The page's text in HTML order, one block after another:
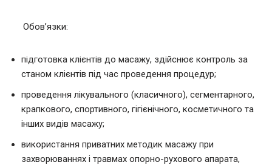
Обов’язки:
підготовка клієнтів до масажу, здійснює контроль за
станом клієнтів під час проведення процедур;
проведення лікувального (класичного), сегментарного,
крапкового, спортивного, гігієнічного, косметичного та
інших видів масажу;
використання приватних методик масажу при
захворюваннях і травмах опорно-рухового апарата,